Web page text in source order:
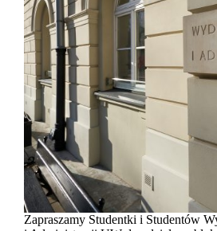
Zapraszamy Studentki i Studentów